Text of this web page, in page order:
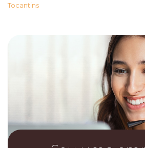
Tocantins